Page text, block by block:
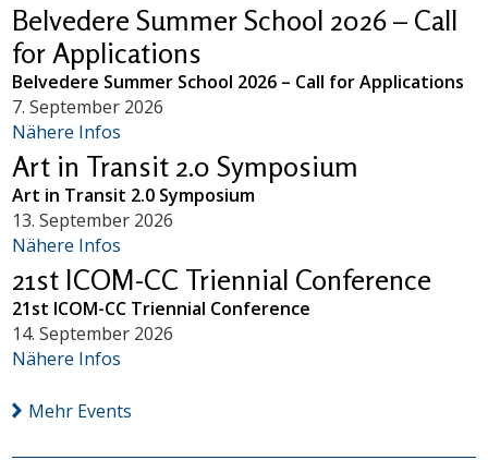
Belvedere Summer School 2026 – Call
for Applications
Belvedere Summer School 2026 – Call for Applications
7. September 2026
Nähere Infos
Art in Transit 2.0 Symposium
Art in Transit 2.0 Symposium
13. September 2026
Nähere Infos
21st ICOM-CC Triennial Conference
21st ICOM-CC Triennial Conference
14. September 2026
Nähere Infos
Mehr Events